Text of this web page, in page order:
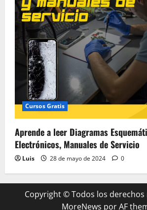
Cursos Gratis
Aprende a leer Diagramas
Electrónicos, Manuales de Servicio
Luis 28 de mayo de 2024 0
Copyright © Todos los derechos
MoreNews por AF